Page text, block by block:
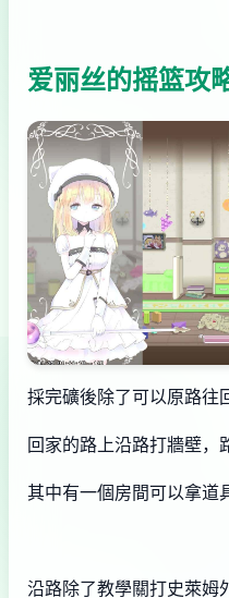
爱丽丝的摇篮攻
採完礦後除了可以原路往
回家的路上沿路打牆壁，
其中有一個房間可以拿道
沿路除了教學關打史萊姆